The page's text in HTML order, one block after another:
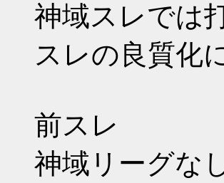
神域スレでは
スレの良質化
前スレ
神域リーグな